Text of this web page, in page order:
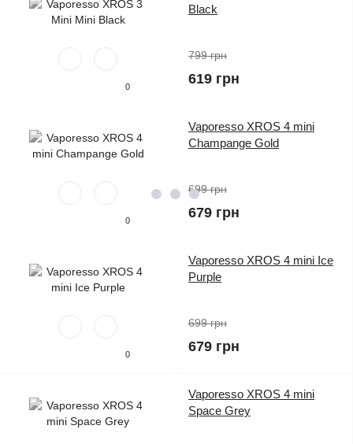
0
Black
799 грн
619 грн
0
Vaporesso XROS 4 mini
Champange Gold
699 грн
679 грн
0
Vaporesso XROS 4 mini Ice
Purple
699 грн
679 грн
Vaporesso XROS 4 mini
Space Grey